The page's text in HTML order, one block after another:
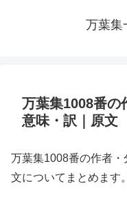
万葉集
万葉集1008番の
意味・訳｜原文
万葉集1008番の作者
文についてまとめます。